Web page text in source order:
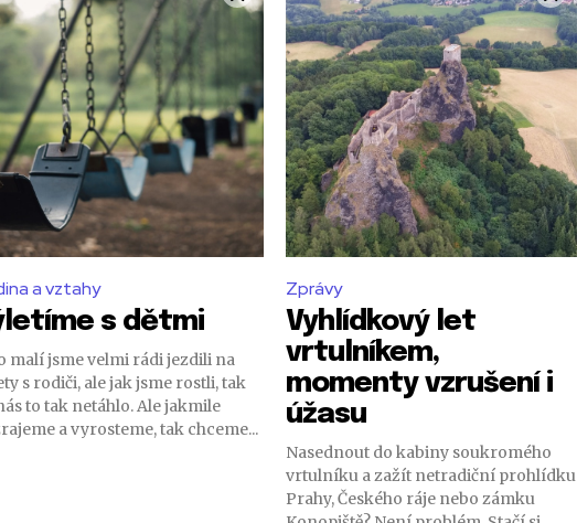
a vztahy
s dětmi
malí jsme velmi rádi jezdili na
s rodiči, ale jak jsme rostli, tak
to tak netáhlo. Ale jakmile
a vyrosteme, tak chceme...
Zprávy
Vyhlídkový let
vrtulníkem,
momenty vzrušení i
úžasu
Nasednout do kabiny soukromého
vrtulníku a zažít netradiční prohlídku
Prahy, Českého ráje nebo zámku